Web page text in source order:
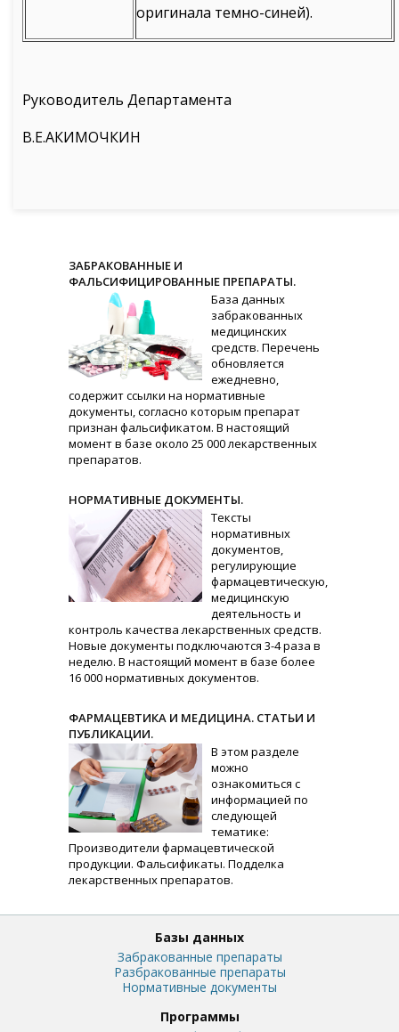
оригинала темно-синей).
Руководитель Департамента
В.Е.АКИМОЧКИН
ЗАБРАКОВАННЫЕ И
ФАЛЬСИФИЦИРОВАННЫЕ ПРЕПАРАТЫ.
База данных
забракованных
медицинских
средств. Перечень
обновляется
ежедневно,
содержит ссылки на нормативные
документы, согласно которым препарат
признан фальсификатом. В настоящий
момент в базе около 25 000 лекарственных
препаратов.
НОРМАТИВНЫЕ ДОКУМЕНТЫ.
Тексты
нормативных
документов,
регулирующие
фармацевтическую,
медицинскую
деятельность и
контроль качества лекарственных средств.
Новые документы подключаются 3-4 раза в
неделю. В настоящий момент в базе более
16 000 нормативных документов.
ФАРМАЦЕВТИКА И МЕДИЦИНА. СТАТЬИ И
ПУБЛИКАЦИИ.
В этом разделе
можно
ознакомиться с
информацией по
следующей
тематике:
Производители фармацевтической
продукции. Фальсификаты. Подделка
лекарственных препаратов.
Базы данных
Забракованные препараты
Разбракованные препараты
Нормативные документы
Программы